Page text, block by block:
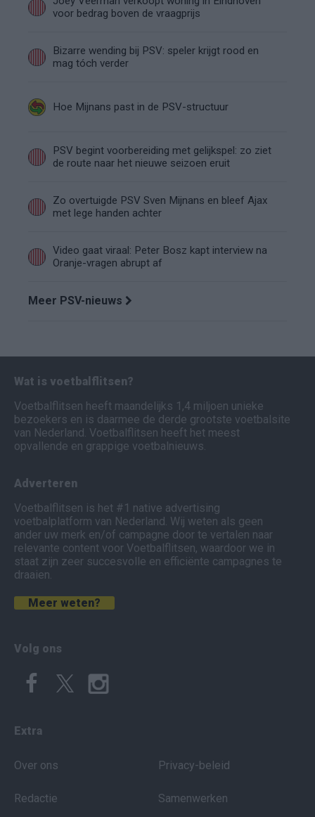
voor bedrag boven de vraagprijs
Bizarre wending bij PSV: speler krijgt rood en
mag tóch verder
Hoe Mijnans past in de PSV-structuur
PSV begint voorbereiding met gelijkspel: zo ziet
de route naar het nieuwe seizoen eruit
Zo overtuigde PSV Sven Mijnans en bleef Ajax
met lege handen achter
Video gaat viraal: Peter Bosz kapt interview na
Oranje-vragen abrupt af
Meer PSV-nieuws
Wat is voetbalflitsen?
Voetbalflitsen heeft maandelijks 1,4 miljoen unieke
bezoekers en is daarmee de derde grootste voetbalsite
van Nederland. Voetbalflitsen heeft het meest
opvallende en grappige voetbalnieuws.
Adverteren
Voetbalflitsen is het #1 native advertising
voetbalplatform van Nederland. Wij weten als geen
ander uw merk en/of campagne door te vertalen naar
relevante content voor Voetbalflitsen, waardoor we in
staat zijn zeer succesvolle en efficiënte campagnes te
draaien.
Meer weten?
Volg ons
Extra
Over ons
Redactie
Privacy-beleid
Samenwerken